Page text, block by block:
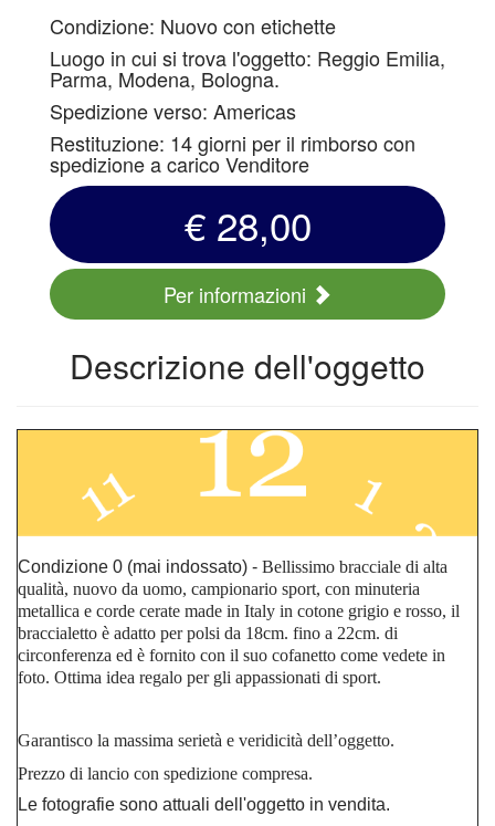
Condizione: Nuovo con etichette
Luogo in cui si trova l'oggetto: Reggio Emilia,
Parma, Modena, Bologna.
Spedizione verso: Americas
Restituzione: 14 giorni per il rimborso con
spedizione a carico Venditore
€ 28,00
Per informazioni
Descrizione dell'oggetto
Condizione 0 (mai indossato) - Bellissimo bracciale di alta
qualità, nuovo da uomo, campionario sport, con minuteria
metallica e corde cerate made in Italy in cotone grigio e rosso, il
braccialetto è adatto per polsi da 18cm. fino a 22cm. di
circonferenza ed è fornito con il suo cofanetto come vedete in
foto. Ottima idea regalo per gli appassionati di sport.
Garantisco la massima serietà e veridicità dell’oggetto.
Prezzo di lancio con spedizione compresa.
Le fotografie sono attuali dell'oggetto in vendita.